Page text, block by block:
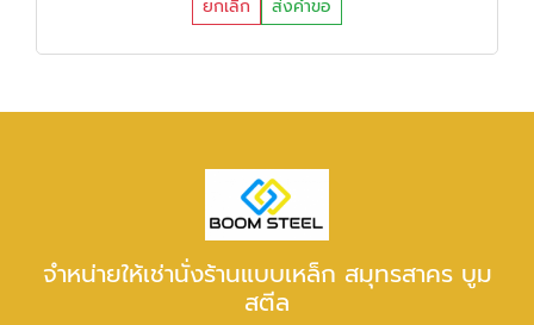
ยกเลิก ส่งคำขอ
จำหน่ายให้เช่านั่งร้านแบบเหล็ก สมุทรสาคร บูม
สตีล